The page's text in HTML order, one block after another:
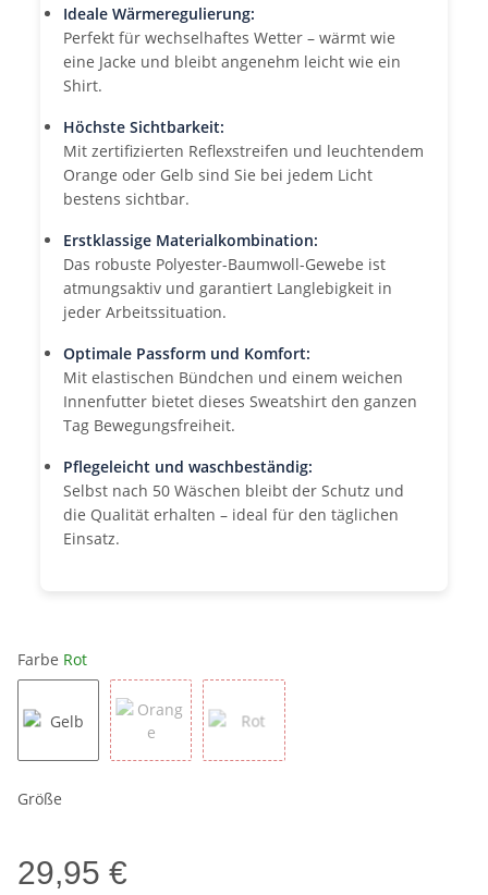
Ideale Wärmeregulierung:
Perfekt für wechselhaftes Wetter – wärmt wie
eine Jacke und bleibt angenehm leicht wie ein
Shirt.
Höchste Sichtbarkeit:
Mit zertifizierten Reflexstreifen und leuchtendem
Orange oder Gelb sind Sie bei jedem Licht
bestens sichtbar.
Erstklassige Materialkombination:
Das robuste Polyester-Baumwoll-Gewebe ist
atmungsaktiv und garantiert Langlebigkeit in
jeder Arbeitssituation.
Optimale Passform und Komfort:
Mit elastischen Bündchen und einem weichen
Innenfutter bietet dieses Sweatshirt den ganzen
Tag Bewegungsfreiheit.
Pflegeleicht und waschbeständig:
Selbst nach 50 Wäschen bleibt der Schutz und
die Qualität erhalten – ideal für den täglichen
Einsatz.
Farbe Rot
Größe
29,95 €